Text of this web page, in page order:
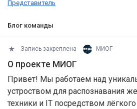
Представитель
Блог команды
Запись закреплена МИОГ
О проекте МИОГ
Привет! Мы работаем над
устроством для распознавания
техники и IT посредством